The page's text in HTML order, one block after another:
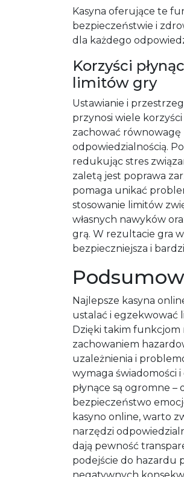
Kasyna oferujące te
bezpieczeństwie i
dla każdego
Korzyści
limitów gry
Ustawianie i
przynosi wiele
zachować równowagę
odpowiedzialnością.
redukując stres
zaletą jest poprawa
pomaga unikać
stosowanie limitów
własnych nawyków
grą. W rezultacie gra
bezpieczniejsza i
Najlepsze kasyna
ustalać i egzekwować
Dzięki takim funkcjom
zachowaniem
uzależnienia i
wymaga świadomości
płynące są ogromne
bezpieczeństwo
kasyno online, warto
narzędzi
dają pewność
podejście do hazardu